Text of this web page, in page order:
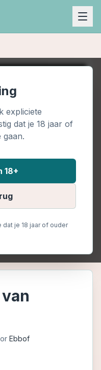
expliciete
dat je 18 jaar of
18+
je 18 jaar of ouder
Ebbof